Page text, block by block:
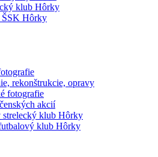
klub Hôrky
ŠSK Hôrky
rekonštrukcie, opravy
fotografie
akcií
strelecký klub Hôrky
klub Hôrky